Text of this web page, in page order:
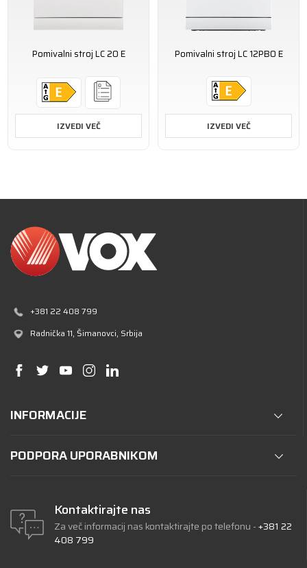
Pomivalni stroj LC 20 E
IZVEDI VEČ
Pomivalni stroj LC 12PB0 E
IZVEDI VEČ
+381 22 408 799
Radnička 11, Šimanovci, Srbija
INFORMACIJE
PODPORA UPORABNIKOM
Kontaktirajte nas
Za več informacij nas kontaktirajte po telefonu -+381 22
408 799